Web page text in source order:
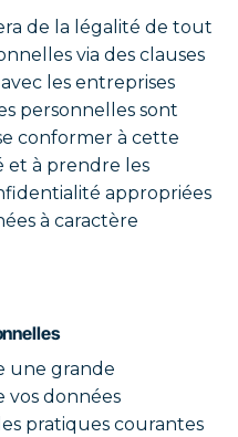
de la légalité de tout
via des clauses
les entreprises
personnelles sont
conformer à cette
et à prendre les
appropriées
à caractère
une grande
vos données
pratiques courantes